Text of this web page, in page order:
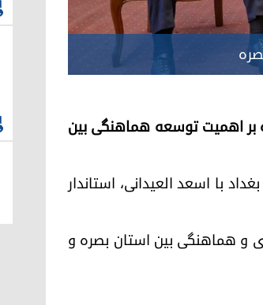
بصره بر اهمیت توسعه هماهنگی بین
در بغداد با اسعد العیدانی، استاندار
و هماهنگی بین استان بصره و